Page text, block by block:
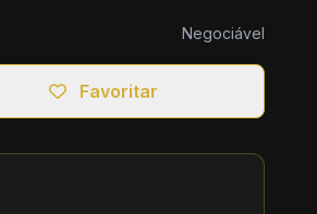
Negociável
Favoritar